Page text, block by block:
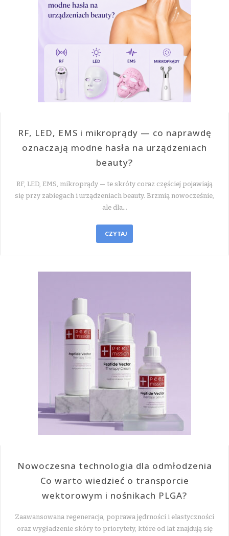
RF, LED, EMS i mikroprądy — co naprawdę
oznaczają modne hasła na urządzeniach
beauty?
RF, LED, EMS, mikroprądy — te skróty coraz częściej pojawiają
się przy zabiegach i urządzeniach beauty. Brzmią nowocześnie,
ale dla…
CZYTAJ
Nowoczesna technologia dla odmłodzenia
Co warto wiedzieć o transporcie
wektorowym i nośnikach PLGA?
Zaawansowana regeneracja, poprawa jędrności i elastyczności
oraz wygładzenie skóry to priorytety, które od lat znajdują się